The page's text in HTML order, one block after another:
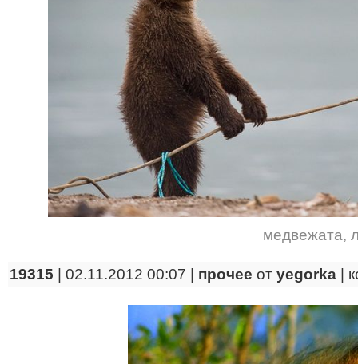
медвежата,
19315 | 02.11.2012 00:07 | прочее от yegorka